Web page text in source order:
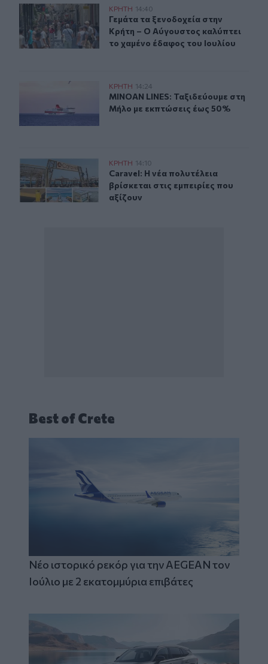
Γεμάτα τα ξενοδοχεία στην Κρήτη – Ο Αύγουστος
ΚΡΗΤΗ 14:40
Γεμάτα τα ξενοδοχεία στην Κρήτη
Γεμάτα τα ξενοδοχεία στην
Κρήτη – Ο Αύγουστος καλύπτει
το χαμένο έδαφος του Ιουλίου
MINOAN LINES: Ταξιδεύουμε στη Μήλο με εκπτώσεις
ΚΡΗΤΗ 14:24
MINOAN LINES: Ταξιδεύουμε στη
MINOAN LINES: Ταξιδεύουμε στη
Μήλο με εκπτώσεις έως 50%
Caravel: Η νέα πολυτέλεια βρίσκεται στις εμπειρίες που
ΚΡΗΤΗ 14:10
Caravel: Η νέα πολυτέλεια
Caravel: Η νέα πολυτέλεια
βρίσκεται στις εμπειρίες που
αξίζουν
Best of Crete
Νέο ιστορικό ρεκόρ για την AEGEAN τον
Ιούλιο με 2 εκατομμύρια επιβάτες